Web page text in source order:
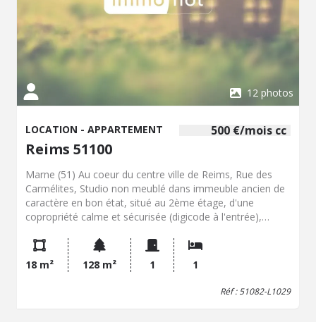
12 photos
500 €/mois cc
LOCATION - APPARTEMENT
Reims 51100
Marne (51) Au coeur du centre ville de Reims, Rue des
Carmélites, Studio non meublé dans immeuble ancien de
caractère en bon état, situé au 2ème étage, d'une
copropriété calme et sécurisée (digicode à l'entrée),
équipée d'une plaque électrique et d'un frigo, petits
meubles de rangement , salle de bains / lavabo et WC.
(pas de branchement pour machine à laver). Loyer
mensuel 420 € + charges prévisionnelles mensuelles 80 €
18 m² 128 m² 1 1
Réf : 51082-L1029